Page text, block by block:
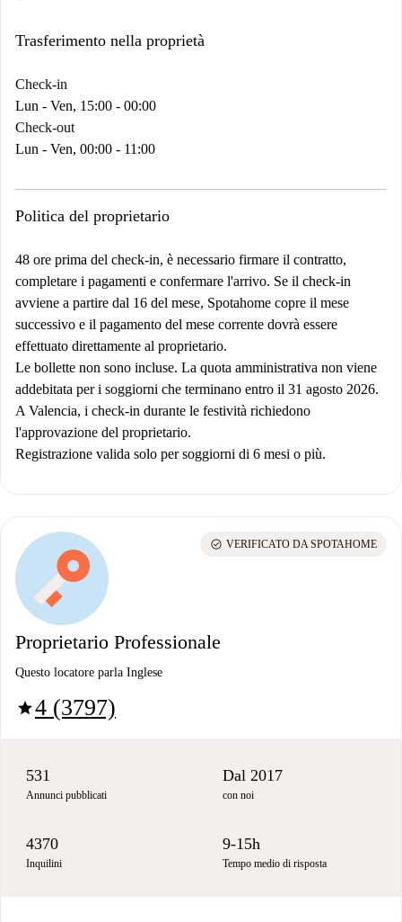
Trasferimento nella proprietà
Check-in
Lun - Ven, 15:00 - 00:00
Check-out
Lun - Ven, 00:00 - 11:00
Politica del proprietario
48 ore prima del check-in, è necessario firmare il contratto,
completare i pagamenti e confermare l'arrivo. Se il check-in
avviene a partire dal 16 del mese, Spotahome copre il mese
successivo e il pagamento del mese corrente dovrà essere
effettuato direttamente al proprietario.
Le bollette non sono incluse. La quota amministrativa non viene
addebitata per i soggiorni che terminano entro il 31 agosto 2026.
A Valencia, i check-in durante le festività richiedono
l'approvazione del proprietario.
Registrazione valida solo per soggiorni di 6 mesi o più.
Proprietario Professionale
Questo locatore parla Inglese
star4 (3797)
check_circle VERIFICATO DA SPOTAHOME
531
Annunci pubblicati
Dal 2017
con noi
4370
Inquilini
9-15h
Tempo medio di risposta